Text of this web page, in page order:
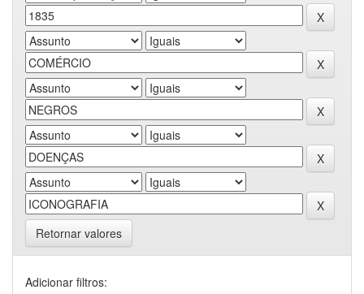
Retornar valores
Adicionar filtros: